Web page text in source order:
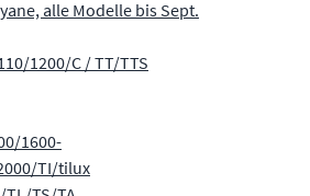
alle Modelle bis Sept.
1200/C / TT/TTS
1600-
TI/tilux